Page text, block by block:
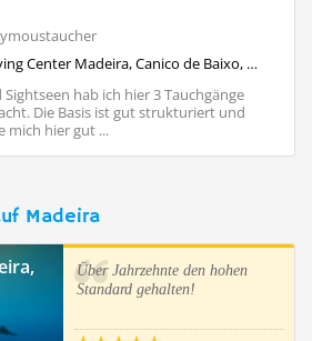
Atalaia Diving Center Madeira, Canico de Baixo, Portugal, Madeira
hab ich hier 3 Tauchgänge
Die Basis ist gut strukturiert und
mich hier gut ...
Madeira
Über Jahrzehnte den hohen
Standard gehalten!